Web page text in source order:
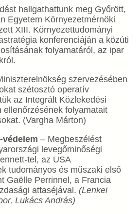
hallgathattunk meg Győrött,
Egyetem Környezetmérnöki
XIII. Környezettudományi
konferenciáján a közúti
folyamatáról, az ipar
szervezésében
szétosztó operatív
az Integrált Közlekedési
ellenőrzésének folyamatait
(Vargha Márton)
védelem – Megbeszélést
levegőminőségi
tel, az USA
tudományos és műszaki első
Gaëlle Perrinnel, a Francia
attaséjával. (Lenkei
Lukács András)